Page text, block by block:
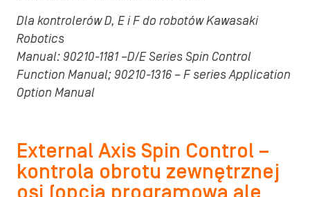
Dla kontrolerów D, E i F do robotów Kawasaki
Robotics
Manual: 90210-1181 –D/E Series Spin Control
Function Manual; 90210-1316 – F series Application
Option Manual
External Axis Spin Control –
kontrola obrotu zewnętrznej